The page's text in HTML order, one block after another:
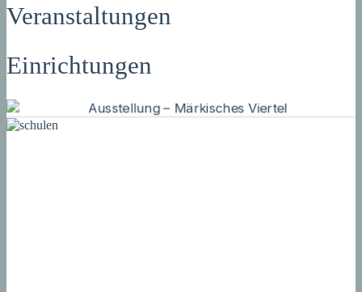
Veranstaltungen
Einrichtungen